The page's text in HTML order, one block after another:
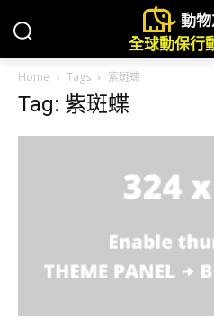
動
全球動保行
Home Tags 紫斑蝶
Tag: 紫斑蝶